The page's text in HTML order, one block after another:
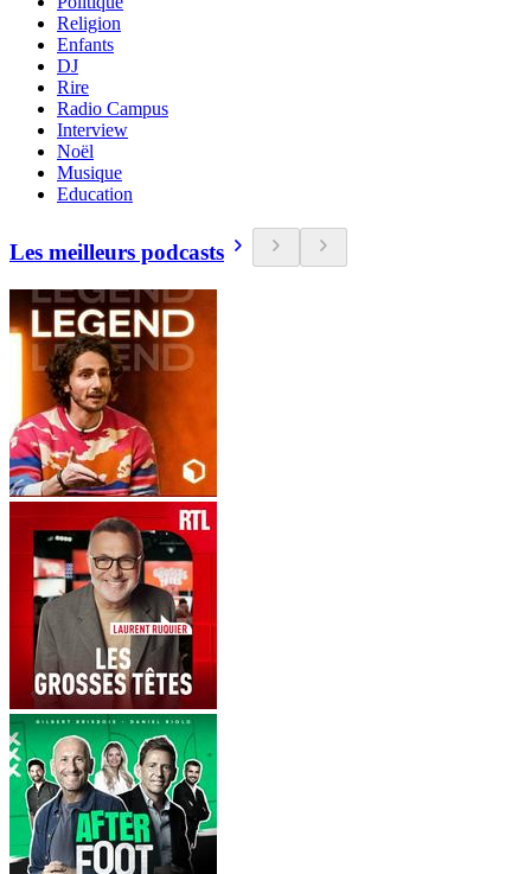
Religion
Enfants
DJ
Rire
Radio Campus
Interview
Noël
Musique
Education
Les meilleurs podcasts